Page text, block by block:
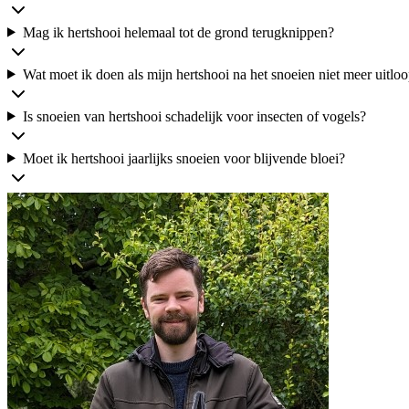
Mag ik hertshooi helemaal tot de grond terugknippen?
Wat moet ik doen als mijn hertshooi na het snoeien niet meer
Is snoeien van hertshooi schadelijk voor insecten of vogels?
Moet ik hertshooi jaarlijks snoeien voor blijvende bloei?